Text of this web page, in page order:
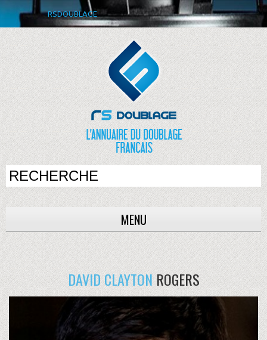
RSDOUBLAGE
MENU
DAVID CLAYTONROGERS